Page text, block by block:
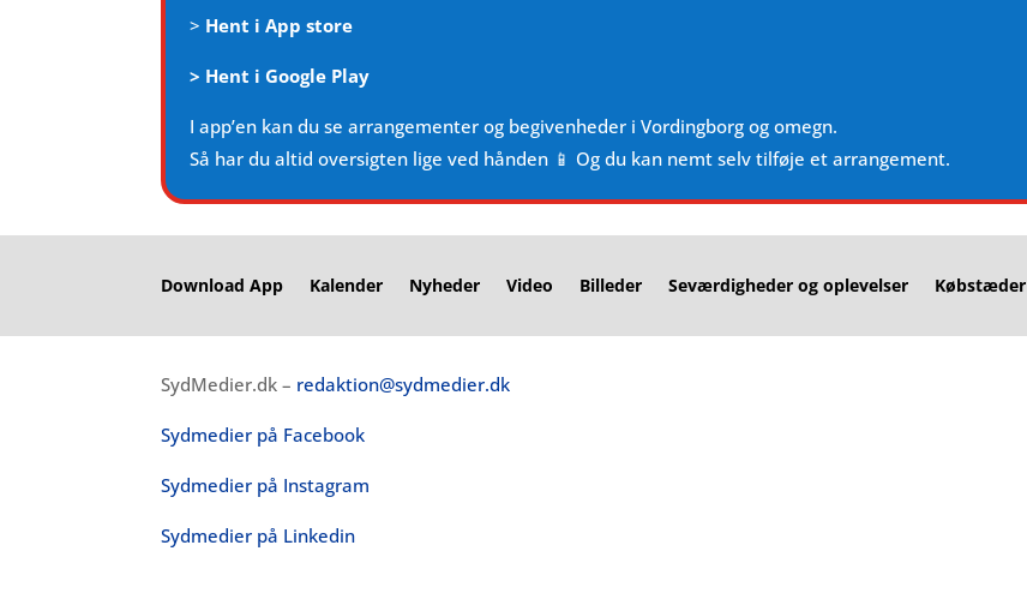
> Hent i App store
> Hent i Google Play
I app’en kan du se arrangementer og begivenheder i Vordingborg og omegn.
Så har du altid oversigten lige ved hånden 📱 Og du kan nemt selv tilføje et arrangement.
Download App Kalender Nyheder Video Billeder Seværdigheder og oplevelser Købstæder
SydMedier.dk – redaktion@sydmedier.dk
Sydmedier på Facebook
Sydmedier på Instagram
Sydmedier på Linkedin